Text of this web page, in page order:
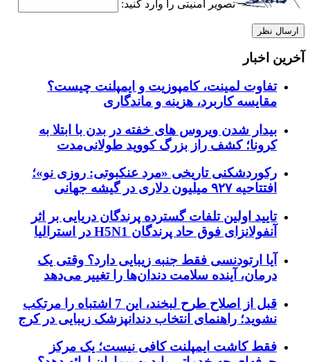
تصویر امنیتی را وارد کنید:
آخرین اخبار
تفاوت لمینت، کامپوزیت و ایمپلنت چیست؟
مقایسه کاربرد، هزینه و ماندگاری
بیدار شدن ویروس‌ های خفته در بدن با ابتلا به
کرونا؛ کشف راز بزرگ کووید طولانی‌مدت
رکوردشکنی تاریخی «مرد عنکبوتی: روزی نو»؛
افتتاحیه ۹۲۷ میلیون دلاری در گیشه جهانی
تایید اولین تلفات گسترده پرندگان دریایی بر اثر
آنفولانزای فوق حاد پرندگان H5N1 در استرالیا
آیا ارتودنسی فقط جنبه زیبایی دارد؟ وقتی یک
درمان، آینده سلامت دندان‌ها را تغییر می‌دهد
قبل از اصلاح طرح لبخند، این 7 اشتباه را مرتکب
نشوید؛ راهنمای انتخاب دندانپزشک زیبایی در کرج
فقط کاشت ایمپلنت کافی نیست؛ یک مرکز